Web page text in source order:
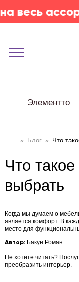
Элементто
» Блог » Что
Что
выбрать
Когда мы думаем о
является комфорт. В
место для
Автор: Бакун Роман
Не хотите читать?
преобразить интерьер.